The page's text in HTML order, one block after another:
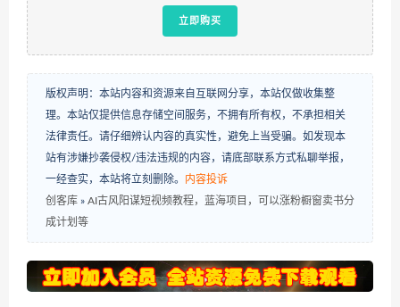
立即购买
版权声明：本站内容和资源来自互联网分享，本站仅做收集整
理。本站仅提供信息存储空间服务，不拥有所有权，不承担相关
法律责任。请仔细辨认内容的真实性，避免上当受骗。如发现本
站有涉嫌抄袭侵权/违法违规的内容，请底部联系方式私聊举报，
一经查实，本站将立刻删除。
内容投诉
创客库 » AI古风阳谋短视频教程，蓝海项目，可以涨粉橱窗卖书分
成计划等